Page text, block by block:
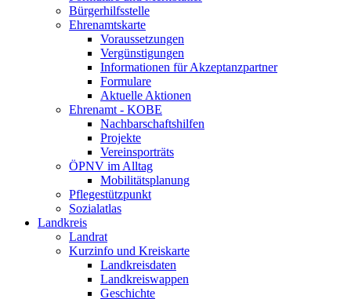
Bürgerhilfsstelle
Ehrenamtskarte
Voraussetzungen
Vergünstigungen
Informationen für Akzeptanzpartner
Formulare
Aktuelle Aktionen
Ehrenamt - KOBE
Nachbarschaftshilfen
Projekte
Vereinsporträts
ÖPNV im Alltag
Mobilitätsplanung
Pflegestützpunkt
Sozialatlas
Landkreis
Landrat
Kurzinfo und Kreiskarte
Landkreisdaten
Landkreiswappen
Geschichte